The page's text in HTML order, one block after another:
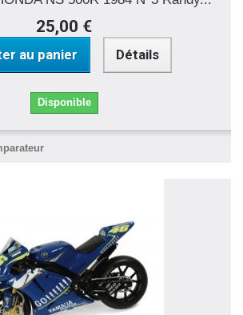
25,00 €
au panier Détails
Disponible